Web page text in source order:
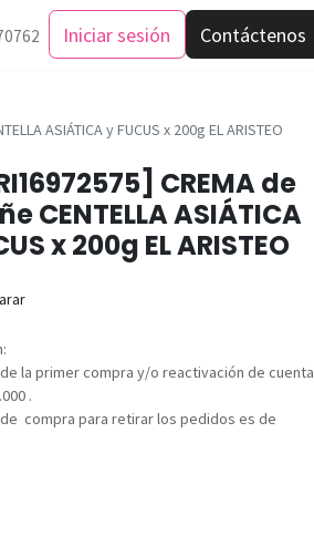
Iniciar sesión Contáctenos
ASIÁTICA y FUCUS x 200g EL ARISTEO
CREMA de
CENTELLA ASIÁTICA
x 200g EL ARISTEO
la primer compra y/o reactivación de cuenta
.
de compra para retirar los pedidos es de